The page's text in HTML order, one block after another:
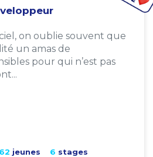
on oublie souvent que
un amas de
pour qui n’est pas
jeunes 6 stages